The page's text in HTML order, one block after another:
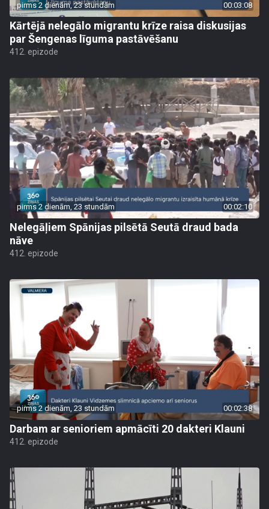
pirms 2 dienām, 23 stundām 00:03:08
Kārtējā nelegālo migrantu krīze raisa diskusijas
par Šengenas līguma pastāvēšanu
412. epizode
pirms 2 dienām, 23 stundām 00:02:10
Nelegāļiem Spānijas pilsētā Seutā draud bada
nāve
412. epizode
pirms 2 dienām, 23 stundām 00:02:38
Darbam ar senioriem apmācīti 20 dakteri Klauni
412. epizode